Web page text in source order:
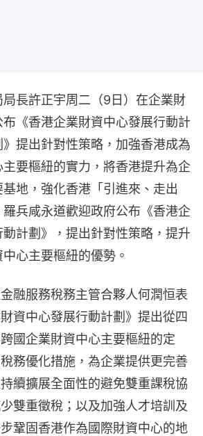
長許正宇周二（9日）在企業財
《香港企業財資中心發展行動計
提出針對性策略，加強香港成為
要樞紐的實力，將香港提升為企
地，強化香港「引進來、走出
兵咸永道歡迎政府公布《香港企
計劃》，提出針對性策略，提升
心主要樞紐的優勢。
融服務稅務主管合夥人何潤恒表
資中心發展行動計劃》提出從四
國企業財資中心主要樞紐的定
務優化措施，為企業提供更完善
續擴展全面性的避免雙重課稅協
雙重徵稅；以及加強人才培訓及
鞏固香港作為國際財資中心的地